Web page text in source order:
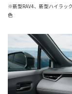
※新型RAV4、新型ハイラッ
色